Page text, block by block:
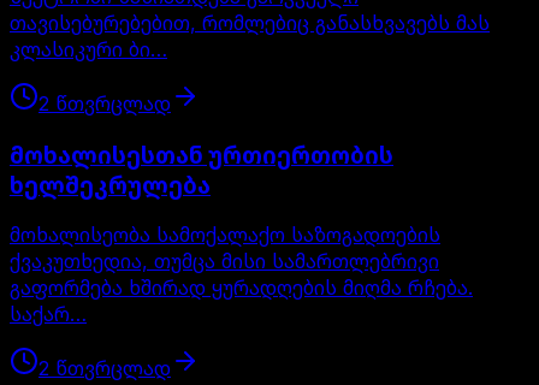
თავისებურებებით, რომლებიც განასხვავებს მას
კლასიკური ბი…
2 წთვრცლად
მოხალისესთან ურთიერთობის
ხელშეკრულება
მოხალისეობა სამოქალაქო საზოგადოების
ქვაკუთხედია, თუმცა მისი სამართლებრივი
გაფორმება ხშირად ყურადღების მიღმა რჩება.
საქარ…
2 წთვრცლად